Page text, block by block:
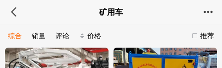
矿用车
推荐
综合 销量 评论 价格